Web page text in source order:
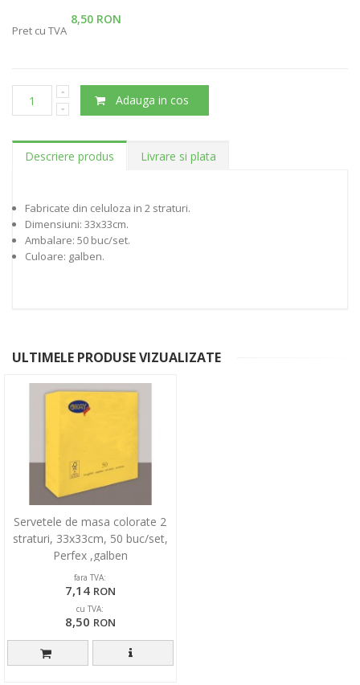
8,50 RON
Pret cu TVA
Adauga in cos
Descriere produs Livrare si plata
Fabricate din celuloza in 2 straturi.
Dimensiuni: 33x33cm.
Ambalare: 50 buc/set.
Culoare: galben.
ULTIMELE PRODUSE VIZUALIZATE
Servetele de masa colorate 2
straturi, 33x33cm, 50 buc/set,
Perfex ,galben
fara TVA:
7,14 RON
cu TVA:
8,50 RON